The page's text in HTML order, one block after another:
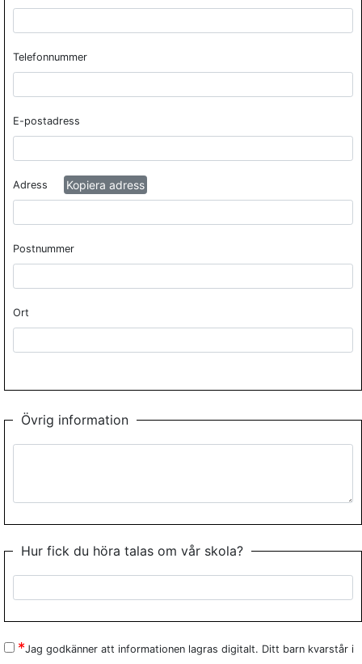
Telefonnummer
E-postadress
Adress Kopiera adress
Postnummer
Ort
Övrig information
Hur fick du höra talas om vår skola?
Jag godkänner att informationen lagras digitalt. Ditt barn kvarstår i